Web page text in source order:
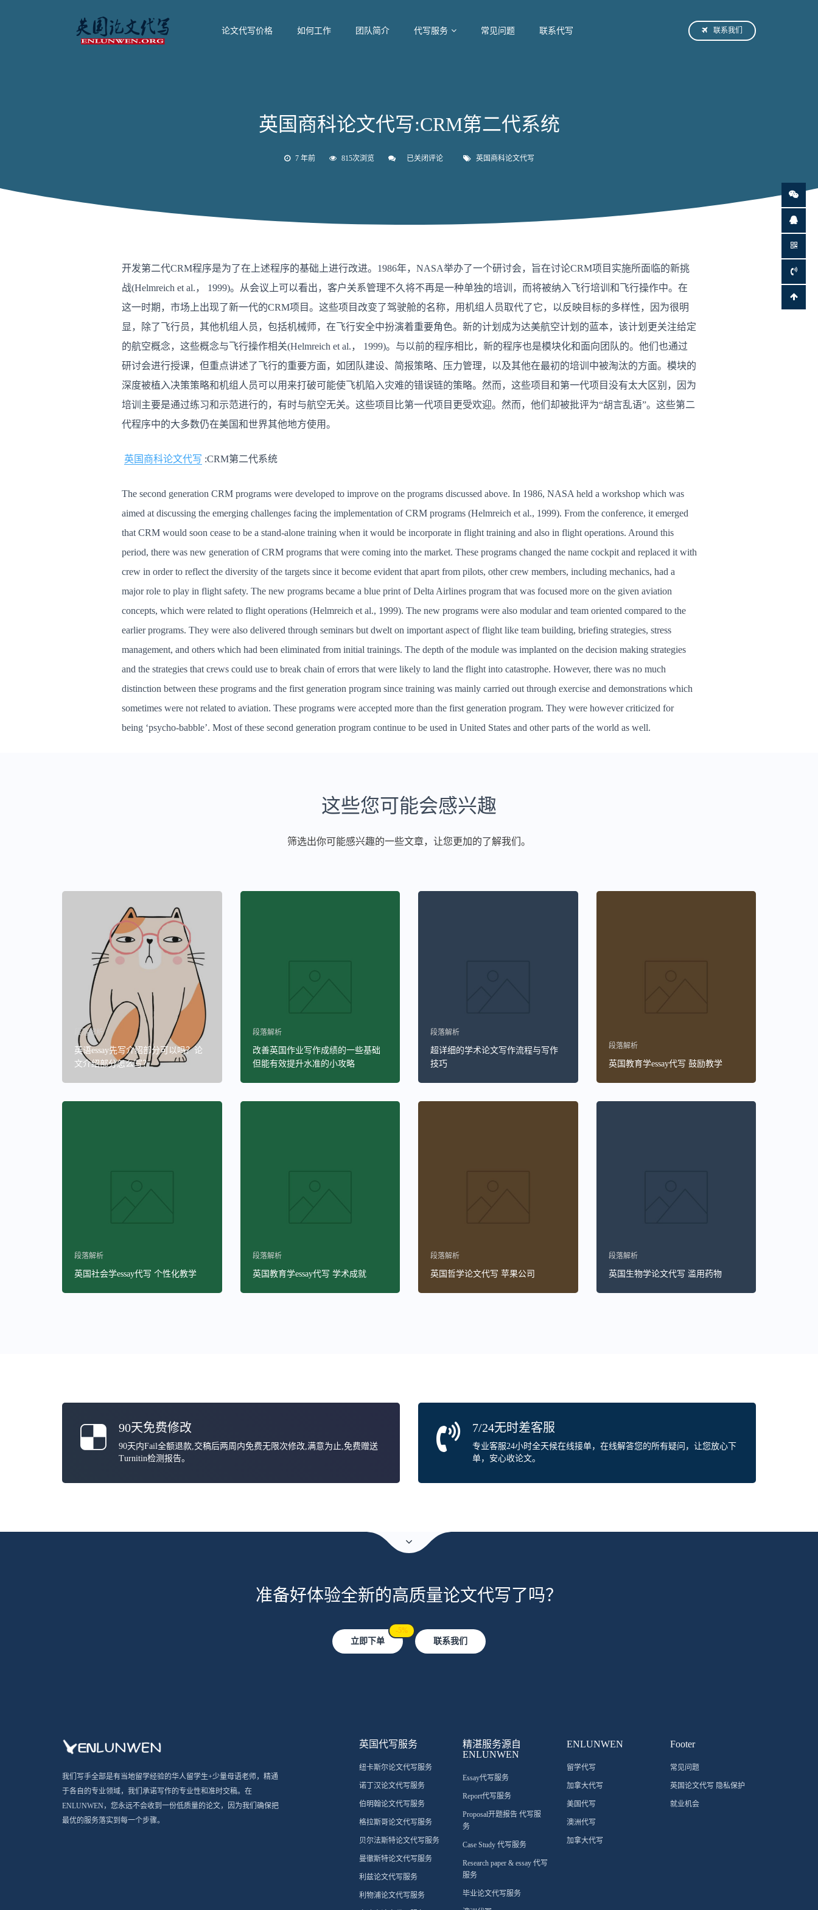
论文代写价格 如何工作 团队简介 代写服务 常见问题 联系代写 联系我们
英国商科论文代写:CRM第二代系统
7 年前 815次浏览
英
系
统
已关闭评论 英国商科论文代写
开发第二代CRM程序是为了在上述程序的基础上进行改进。1986年，NASA举办了一个研讨会，旨在讨论CRM项目实施所面临的新挑
战(Helmreich et al.， 1999)。从会议上可以看出，客户关系管理不久将不再是一种单独的培训，而将被纳入飞行培训和飞行操作中。在
这一时期，市场上出现了新一代的CRM项目。这些项目改变了驾驶舱的名称，用机组人员取代了它，以反映目标的多样性，因为很明
显，除了飞行员，其他机组人员，包括机械师，在飞行安全中扮演着重要角色。新的计划成为达美航空计划的蓝本，该计划更关注给定
的航空概念，这些概念与飞行操作相关(Helmreich et al.， 1999)。与以前的程序相比，新的程序也是模块化和面向团队的。他们也通过
研讨会进行授课，但重点讲述了飞行的重要方面，如团队建设、简报策略、压力管理，以及其他在最初的培训中被淘汰的方面。模块的
深度被植入决策策略和机组人员可以用来打破可能使飞机陷入灾难的错误链的策略。然而，这些项目和第一代项目没有太大区别，因为
培训主要是通过练习和示范进行的，有时与航空无关。这些项目比第一代项目更受欢迎。然而，他们却被批评为“胡言乱语”。这些第二
代程序中的大多数仍在美国和世界其他地方使用。
英国商科论文代写 :CRM第二代系统
The second generation CRM programs were developed to improve on the programs discussed above. In 1986, NASA held a workshop which was
aimed at discussing the emerging challenges facing the implementation of CRM programs (Helmreich et al., 1999). From the conference, it emerged
that CRM would soon cease to be a stand-alone training when it would be incorporate in flight training and also in flight operations. Around this
period, there was new generation of CRM programs that were coming into the market. These programs changed the name cockpit and replaced it with
crew in order to reflect the diversity of the targets since it become evident that apart from pilots, other crew members, including mechanics, had a
major role to play in flight safety. The new programs became a blue print of Delta Airlines program that was focused more on the given aviation
concepts, which were related to flight operations (Helmreich et al., 1999). The new programs were also modular and team oriented compared to the
earlier programs. They were also delivered through seminars but dwelt on important aspect of flight like team building, briefing strategies, stress
management, and others which had been eliminated from initial trainings. The depth of the module was implanted on the decision making strategies
and the strategies that crews could use to break chain of errors that were likely to land the flight into catastrophe. However, there was no much
distinction between these programs and the first generation program since training was mainly carried out through exercise and demonstrations which
sometimes were not related to aviation. These programs were accepted more than the first generation program. They were however criticized for
being ‘psycho-babble’. Most of these second generation program continue to be used in United States and other parts of the world as well.
这些您可能会感兴趣
筛选出你可能感兴趣的一些文章，让您更加的了解我们。
段落解析
英语essay先写介绍部分可以吗？论
文介绍部分怎么写？
段落解析
改善英国作业写作成绩的一些基础
但能有效提升水准的小攻略
段落解析
超详细的学术论文写作流程与写作
技巧
段落解析
英国教育学essay代写 鼓励教学
段落解析
英国社会学essay代写 个性化教学
段落解析
英国教育学essay代写 学术成就
段落解析
英国哲学论文代写 苹果公司
段落解析
英国生物学论文代写 滥用药物
90天免费修改
90天内Fail全额退款,交稿后两周内免费无限次修改,满意为止,免费赠送
Turnitin检测报告。
7/24无时差客服
专业客服24小时全天候在线接单，在线解答您的所有疑问，让您放心下
单，安心收论文。
准备好体验全新的高质量论文代写了吗？
立即下单
-5%
联系我们
我们写手全部是有当地留学经验的华人留学生+少量母语老师，精通
于各自的专业领域，我们承诺写作的专业性和准时交稿。在
ENLUNWEN，您永远不会收到一份低质量的论文，因为我们确保把
最优的服务落实到每一个步骤。
英国代写服务
纽卡斯尔论文代写服务
诺丁汉论文代写服务
伯明翰论文代写服务
格拉斯哥论文代写服务
贝尔法斯特论文代写服务
曼徹斯特论文代写服务
利兹论文代写服务
利物浦论文代写服务
精湛服务源自
ENLUNWEN
Essay代写服务
Report代写服务
Proposal开题报告 代写服
务
Case Study 代写服务
Research paper & essay 代写
服务
毕业论文代写服务
ENLUNWEN
留学代写
加拿大代写
美国代写
澳洲代写
加拿大代写
Footer
常见问题
英国论文代写 隐私保护
就业机会